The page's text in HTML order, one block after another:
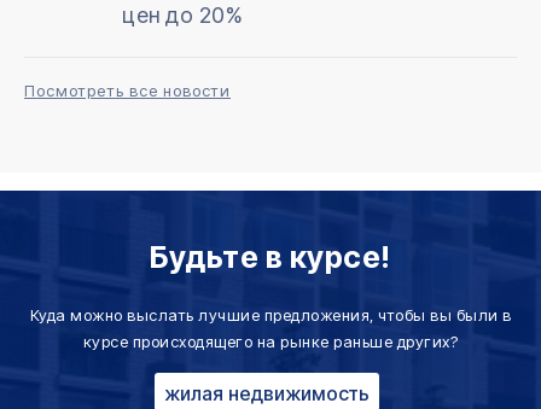
цен до 20%
Посмотреть все новости
Будьте в курсе!
Куда можно выслать лучшие предложения, чтобы вы были в
курсе происходящего на рынке раньше других?
жилая недвижимость